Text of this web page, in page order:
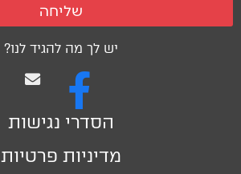
יש לך מה להגיד לנו?
הסדרי נגישות
מדיניות פרטיות
שליחה